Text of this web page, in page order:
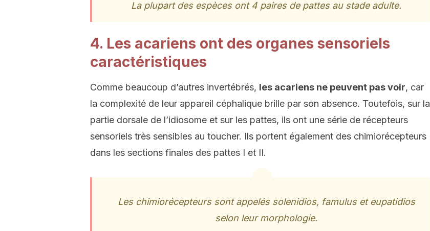
La plupart des espèces ont 4 paires de pattes au stade adulte.
4. Les acariens ont des organes sensoriels
caractéristiques
Comme beaucoup d’autres invertébrés, les acariens ne peuvent pas voir, car
la complexité de leur appareil céphalique brille par son absence. Toutefois, sur la
partie dorsale de l’idiosome et sur les pattes, ils ont une série de récepteurs
sensoriels très sensibles au toucher. Ils portent également des chimiorécepteurs
dans les sections finales des pattes I et II.
Les chimiorécepteurs sont appelés solenidios, famulus et eupatidios
selon leur morphologie.